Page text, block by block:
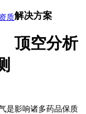
质解决方案
顶空分析
影响诸多药品保质